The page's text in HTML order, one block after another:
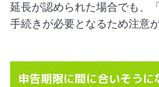
延長が認められた場合でも、
手続きが必要となるため注意
申告期限に間に合いそうに